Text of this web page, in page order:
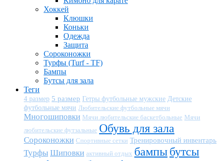
Хоккей
Клюшки
Коньки
Одежда
Защита
Сороконожки
Турфы (Turf - TF)
Бампы
Бутсы для зала
Теги
4 размер 5 размер Гетры футбольные мужские Детские
футбольные мячи Любительские футбольные мячи
Многошиповки Мячи любительские баскетбольные Мячи
любительские футзальные Обувь для зала
Сороконожки Спортивные сетки Тренировочный инвентарь
Турфы Шиповки активный отдых бампыбутсы